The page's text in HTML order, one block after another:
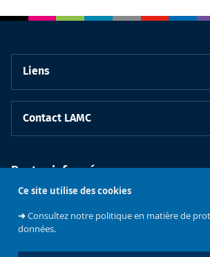
Ce site utilise des cookies
➜Consultez notre politique en matière de
données.
Liens
Contact LAMC
Restez informé.e